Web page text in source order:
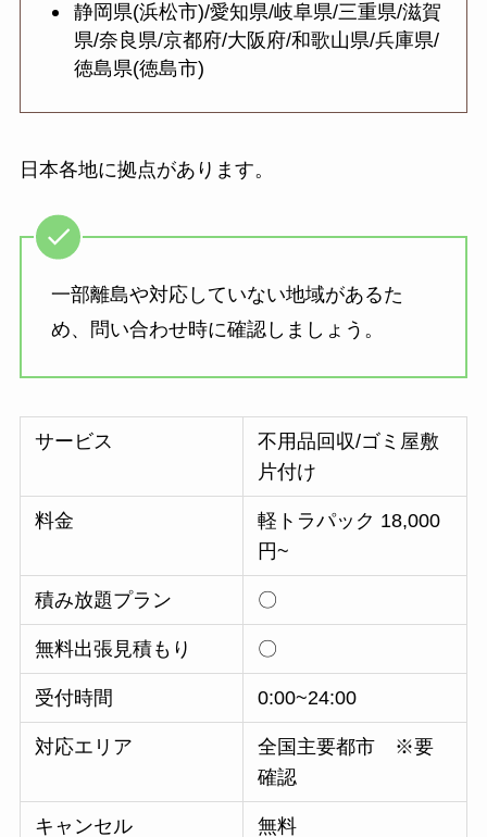
静岡県(浜松市)/愛知県/岐阜県/三重県/滋賀
県/奈良県/京都府/大阪府/和歌山県/兵庫県/
徳島県(徳島市)
日本各地に拠点があります。
一部離島や対応していない地域があるた
め、問い合わせ時に確認しましょう。
サービス
不用品回収/ゴミ屋敷
片付け
料金
軽トラパック 18,000
円~
積み放題プラン 〇
無料出張見積もり 〇
受付時間 0:00~24:00
対応エリア
全国主要都市 ※要
確認
キャンセル 無料